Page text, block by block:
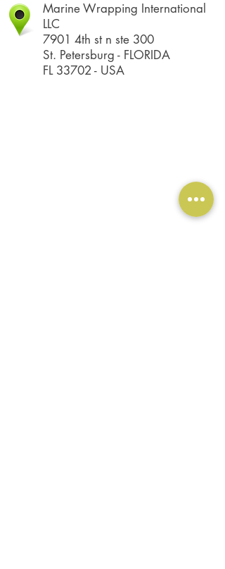
Marine Wrapping International
LLC
7901 4th st n ste 300
St. Petersburg - FLORIDA
FL 33702 - USA